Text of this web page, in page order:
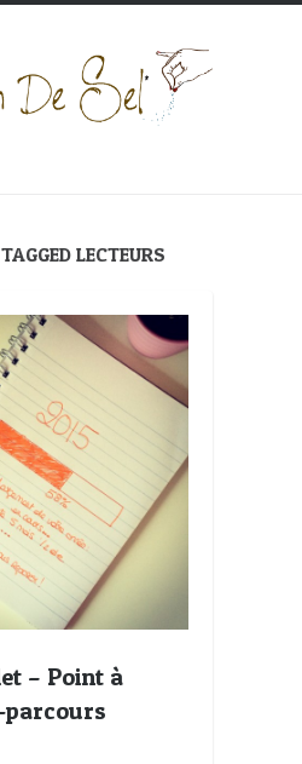
LECTEURS
– Point à
parcours